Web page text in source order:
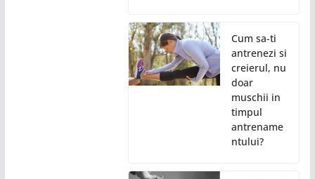
Cum sa-ti
antrenezi si
creierul, nu
doar
muschii in
timpul
antrename
ntului?